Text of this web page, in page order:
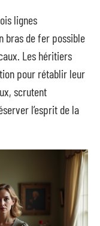
lignes
bras de fer possible
Les héritiers
pour rétablir leur
scrutent
l’esprit de la